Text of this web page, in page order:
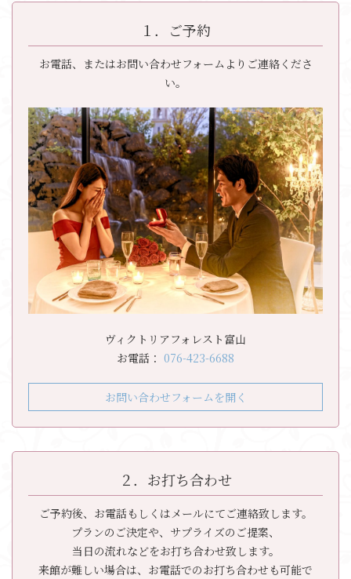
１．ご予約
お電話、またはお問い合わせフォームよりご連絡くださ
い。
ヴィクトリアフォレスト富山
お電話： 076-423-6688
お問い合わせフォームを開く
２．お打ち合わせ
ご予約後、お電話もしくはメールにてご連絡致します。
プランのご決定や、サプライズのご提案、
当日の流れなどをお打ち合わせ致します。
来館が難しい場合は、お電話でのお打ち合わせも可能で